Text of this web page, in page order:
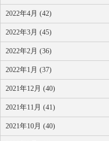
2022年4月 (42)
2022年3月 (45)
2022年2月 (36)
2022年1月 (37)
2021年12月 (40)
2021年11月 (41)
2021年10月 (40)